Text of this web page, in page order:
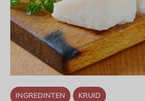
INGREDINTEN KRUID